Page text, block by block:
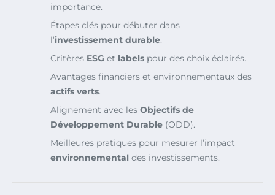
importance.
Étapes clés pour débuter dans
l’investissement durable.
Critères ESG et labels pour des choix éclairés.
Avantages financiers et environnementaux des
actifs verts.
Alignement avec les Objectifs de
Développement Durable (ODD).
Meilleures pratiques pour mesurer l’impact
environnemental des investissements.